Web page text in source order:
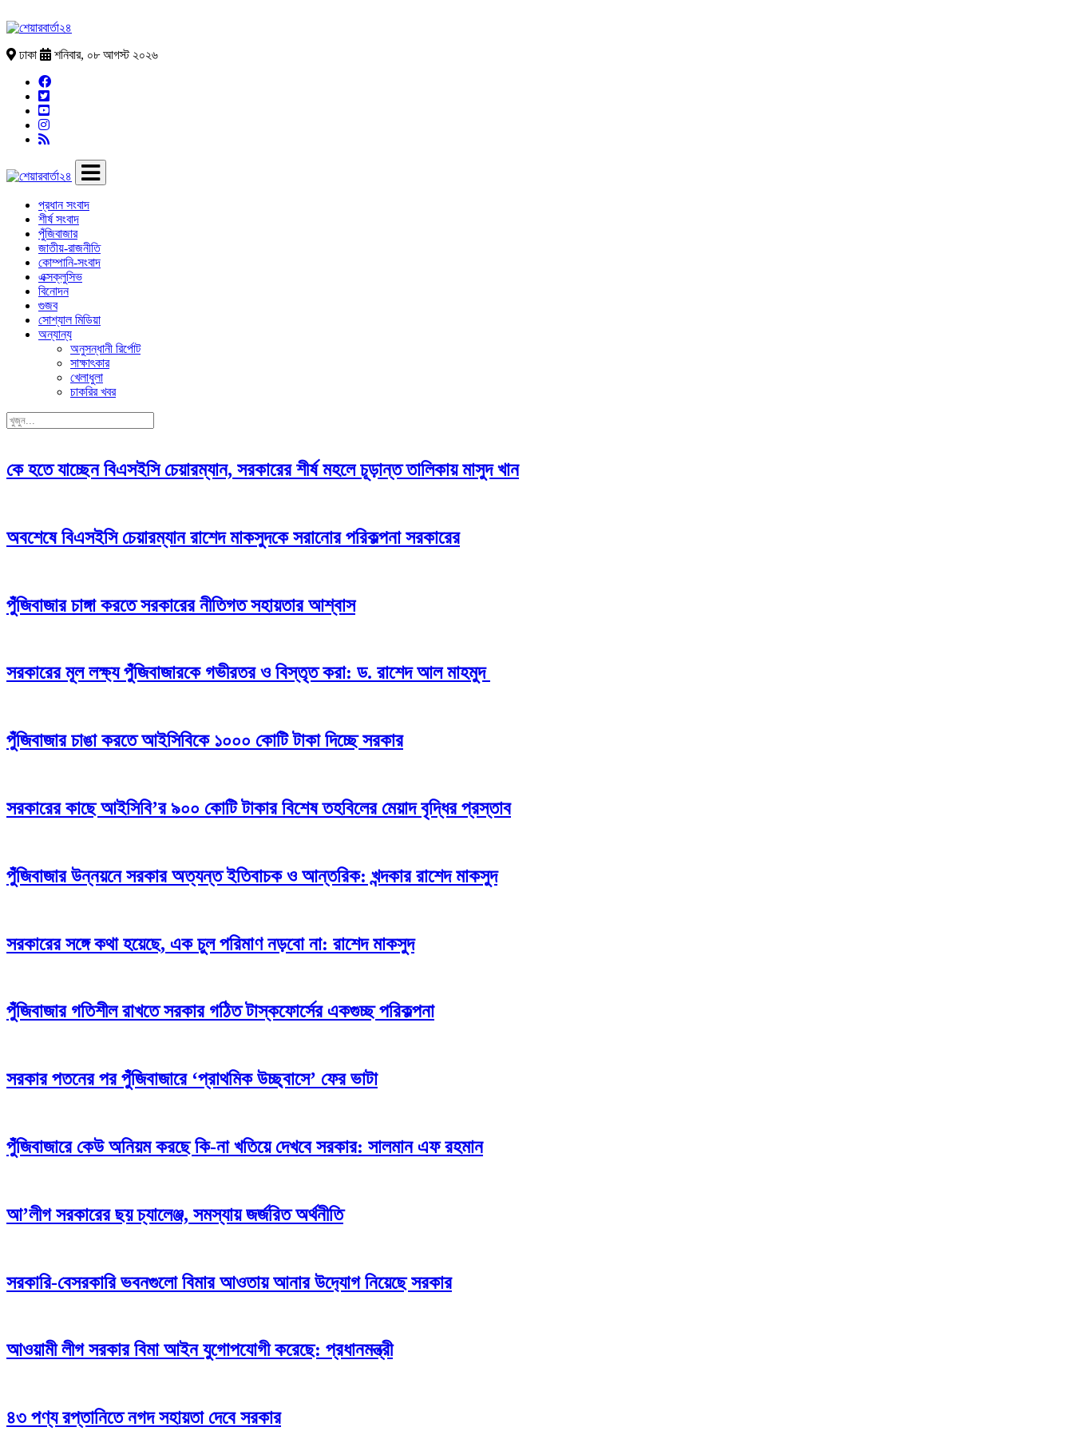
ঢাকা শনিবার, ০৮ আগস্ট ২০২৬
প্রধান সংবাদ
শীর্ষ সংবাদ
পুঁজিবাজার
জাতীয়-রাজনীতি
কোম্পানি-সংবাদ
এক্সক্লুসিভ
বিনোদন
গুজব
সোশ্যাল মিডিয়া
অন্যান্য
অনুসন্ধানী রির্পোট
সাক্ষাৎকার
খেলাধুলা
চাকরির খবর
কে হতে যাচ্ছেন বিএসইসি চেয়ারম্যান, সরকারের শীর্ষ মহলে চূড়ান্ত তালিকায় মাসুদ খান
অবশেষে বিএসইসি চেয়ারম্যান রাশেদ মাকসুদকে সরানোর পরিকল্পনা সরকারের
পুঁজিবাজার চাঙ্গা করতে সরকারের নীতিগত সহায়তার আশ্বাস
সরকারের মূল লক্ষ্য পুঁজিবাজারকে গভীরতর ও বিস্তৃত করা: ড. রাশেদ আল মাহমুদ
পুঁজিবাজার চাঙা করতে আইসিবিকে ১০০০ কোটি টাকা দিচ্ছে সরকার
সরকারের কাছে আইসিবি’র ৯০০ কোটি টাকার বিশেষ তহবিলের মেয়াদ বৃদ্ধির প্রস্তাব
পুঁজিবাজার উন্নয়নে সরকার অত্যন্ত ইতিবাচক ও আন্তরিক: খন্দকার রাশেদ মাকসুদ
সরকারের সঙ্গে কথা হয়েছে, এক চুল পরিমাণ নড়বো না: রাশেদ মাকসুদ
পুঁজিবাজার গতিশীল রাখতে সরকার গঠিত টাস্কফোর্সের একগুচ্ছ পরিকল্পনা
সরকার পতনের পর পুঁজিবাজারে ‘প্রাথমিক উচ্ছ্বাসে’ ফের ভাটা
পুঁজিবাজারে কেউ অনিয়ম করছে কি-না খতিয়ে দেখবে সরকার: সালমান এফ রহমান
আ’লীগ সরকারের ছয় চ্যালেঞ্জ, সমস্যায় জর্জরিত অর্থনীতি
সরকারি-বেসরকারি ভবনগুলো বিমার আওতায় আনার উদ‌্যোগ নিয়েছে সরকার
আওয়ামী লীগ সরকার বিমা আইন যুগোপযোগী করেছে: প্রধানমন্ত্রী
৪৩ পণ্য রপ্তানিতে নগদ সহায়তা দেবে সরকার